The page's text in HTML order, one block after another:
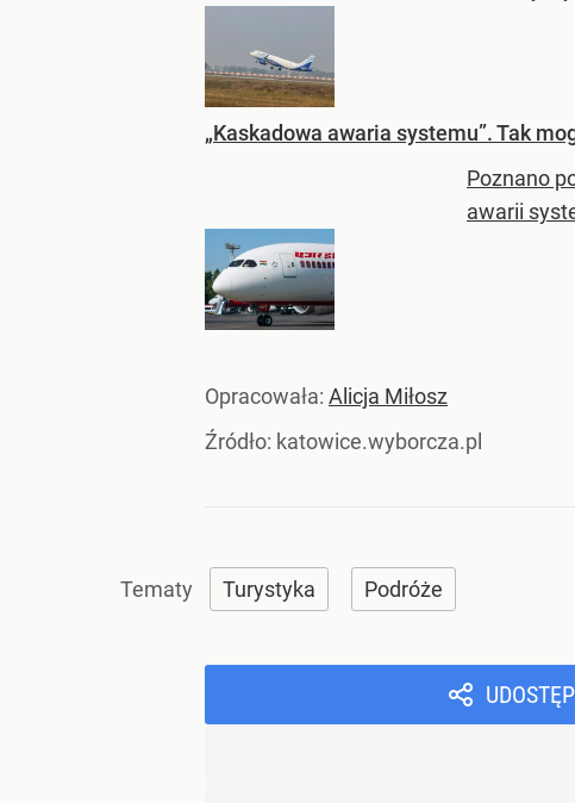
„Kaskadowa awaria systemu”. Tak
Poznano
awarii
Opracowała: Alicja Miłosz
Źródło: katowice.wyborcza.pl
Turystyka Podróże